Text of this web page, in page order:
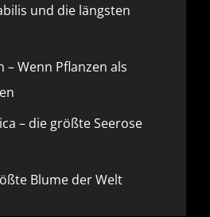
und die längsten
– Wenn Pflanzen als
– die größte Seerose
Blume der Welt